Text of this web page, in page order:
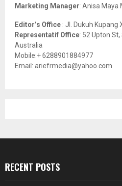
Marketing Manager: Anisa Maya
Editor’s Office : Jl. Dukuh Kupang
Representatif Office: 52 Upton
Australia
Mobile:+ 6288901884977
Email: ariefrmedia@yahoo.com
RECENT POSTS